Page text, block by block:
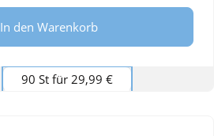
In den Warenkorb
90 St für 29,99 €